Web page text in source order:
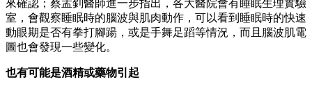
來確認；蔡孟釗醫師進一步指出，各大醫院會有睡眠生理實驗
室，會觀察睡眠時的腦波與肌肉動作，可以看到睡眠時的快速
動眼期是否有拳打腳踼，或是手舞足蹈等情況，而且腦波肌電
圖也會發現一些變化。
也有可能是酒精或藥物引起